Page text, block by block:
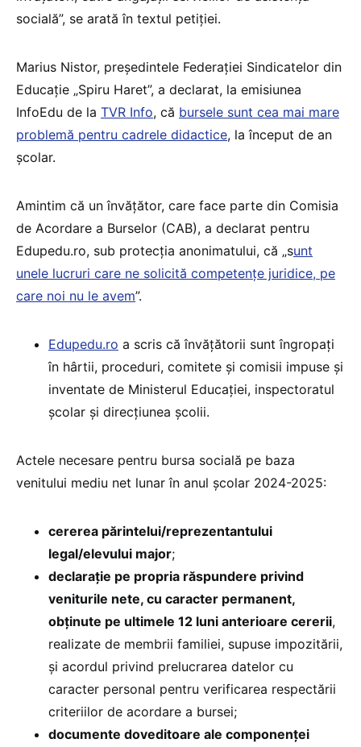
socială”, se arată în textul petiției.
Marius Nistor, președintele Federației Sindicatelor din
Educație „Spiru Haret”, a declarat, la emisiunea
InfoEdu de la TVR Info, că bursele sunt cea mai mare
problemă pentru cadrele didactice, la început de an
școlar.
Amintim că un învățător, care face parte din Comisia
de Acordare a Burselor (CAB), a declarat pentru
Edupedu.ro, sub protecția anonimatului, că „sunt
unele lucruri care ne solicită competențe juridice, pe
care noi nu le avem”.
Edupedu.ro a scris că învățătorii sunt îngropați
în hârtii, proceduri, comitete și comisii impuse și
inventate de Ministerul Educației, inspectoratul
școlar și direcțiunea școlii.
Actele necesare pentru bursa socială pe baza
venitului mediu net lunar în anul școlar 2024-2025:
cererea părintelui/reprezentantului
legal/elevului major;
declarație pe propria răspundere privind
veniturile nete, cu caracter permanent,
obținute pe ultimele 12 luni anterioare cererii,
realizate de membrii familiei, supuse impozitării,
și acordul privind prelucrarea datelor cu
caracter personal pentru verificarea respectării
criteriilor de acordare a bursei;
documente doveditoare ale componenței